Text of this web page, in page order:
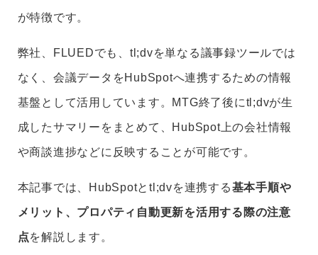
が特徴です。
弊社、FLUEDでも、tl;dvを単なる議事録ツールでは
なく、会議データをHubSpotへ連携するための情報
基盤として活用しています。MTG終了後にtl;dvが生
成したサマリーをまとめて、HubSpot上の会社情報
や商談進捗などに反映することが可能です。
本記事では、HubSpotとtl;dvを連携する基本手順や
メリット、プロパティ自動更新を活用する際の注意
点を解説します。